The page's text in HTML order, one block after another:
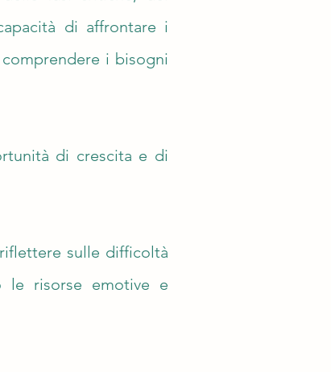
di affrontare i
i bisogni
di crescita e di
sulle difficoltà
le risorse emotive e